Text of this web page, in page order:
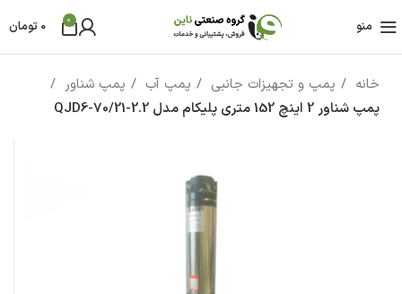
منو 0
0 تومان
خانه پمپ و تجهیزات جانبی پمپ آب
پمپ شناور
پمپ شناور 2 اینچ 152 متری پلیکام مدل QJD6-70/21-2.2